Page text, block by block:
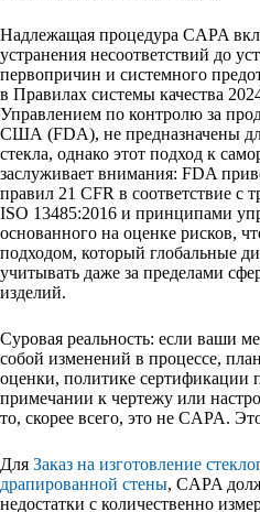
Надлежащая процедура CAPA
устранения несоответствий до
первопричин и системного
в Правилах системы качества
Управлением по контролю за
США (FDA), не предназначены
стекла, однако этот подход к
заслуживает внимания: FDA
правил 21 CFR в соответствие с
ISO 13485:2016 и принципами
основанного на оценке рисков,
подходом, который глобальные
учитывать даже за пределами
изделий.
Суровая реальность: если ваши
собой изменений в процессе,
оценки, политике сертификации
примечании к чертежу или
то, скорее всего, это не CAPA.
Для Заказ на изготовление
драпированной стены, CAPA
недостатки с количественно